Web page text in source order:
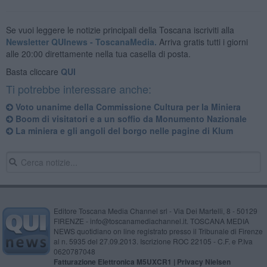
Se vuoi leggere le notizie principali della Toscana iscriviti alla
Newsletter QUInews - ToscanaMedia. Arriva gratis tutti i giorni
alle 20:00 direttamente nella tua casella di posta.
Basta cliccare QUI
Ti potrebbe interessare anche:
Voto unanime della Commissione Cultura per la Miniera
Boom di visitatori e a un soffio da Monumento Nazionale
La miniera e gli angoli del borgo nelle pagine di Klum
Editore Toscana Media Channel srl - Via Dei Martelli, 8 - 50129
FIRENZE - info@toscanamediachannel.it. TOSCANA MEDIA
NEWS quotidiano on line registrato presso il Tribunale di Firenze
al n. 5935 del 27.09.2013. Iscrizione ROC 22105 - C.F. e P.Iva
0620787048
Fatturazione Elettronica M5UXCR1 | Privacy Nielsen